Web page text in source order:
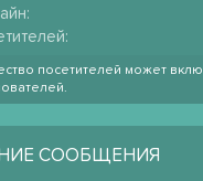
посетителей может
СООБЩЕНИЯ